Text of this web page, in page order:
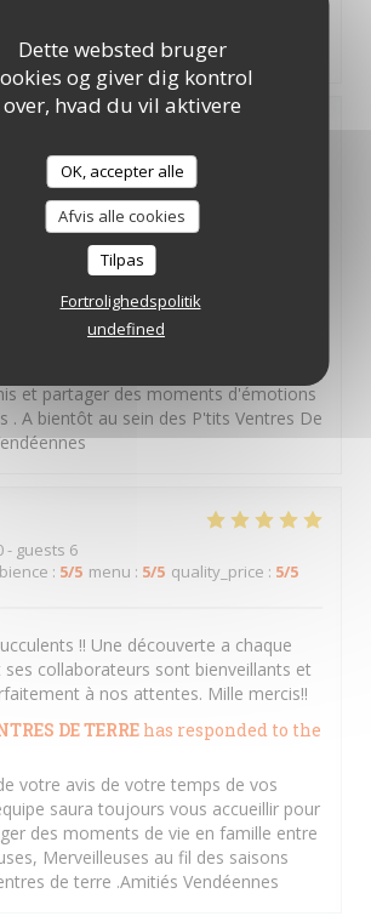
Dette websted bruger
og giver dig kontrol
over, hvad du vil aktivere
OK, accepter alle
Afvis alle cookies
Tilpas
Fortrolighedspolitik
undefined
. A bientôt au sein des P'tits Ventres De
- guests 2
: 5/5 menu:5 /5 quality_price
service fait avec bienveillance
DE TERRE
has responded to the
pris le temps de laisser un
souhaitons vous retrouver en
et partager des moments d'émotions
. A bientôt au sein des P'tits Ventres De
- guests 6
: 5/5 menu : 5/5 quality_price : 5/5
!! Une découverte a chaque
collaborateurs sont bienveillants et
à nos attentes. Mille mercis!!
DE TERRE has responded to the
votre avis de votre temps de vos
saura toujours vous accueillir pour
des moments de vie en famille entre
Merveilleuses au fil des saisons
de terre .Amitiés Vendéennes